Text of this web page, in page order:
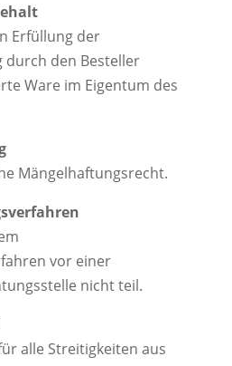
Erfüllung der
den Besteller
Ware im Eigentum des
Mängelhaftungsrecht.
vor einer
nicht teil.
alle Streitigkeiten aus